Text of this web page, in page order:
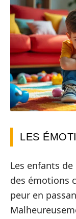
LES
Les enfants
des émotions
peur en